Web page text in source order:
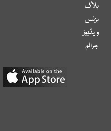
بلاگ
بزنس
ویڈیوز
جرائم